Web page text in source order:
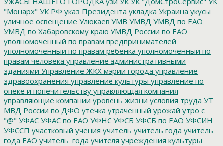
"Монарх" УК РФ указ Президента укладка Украина укусы
уличное освещение Улюкаев УМВ УМВД УМВД по ЕАО
УМВД по Хабаровскому краю УМВД России по ЕАО
уполномоченный по правам предпринимателей
уполномоченный по правам ребенка уполномоченный по
правам человека управление административными
зданиями Управление ЖКХ мэрии города управление
здравоохранения управление культуры управление по
опеке и попечительству управляющая компания
управляющие компании уровень жизни условия труда УТ
МВД России по ДФО утечка утраченный урожай утро с
"@" УФАС УФАС по ЕАО УФНС УФСБ УФСБ по ЕАО УФСИН
УФССП участковый учения учитель учитель года учитель
года ЕАО учитель_года учителя учреждения культуры